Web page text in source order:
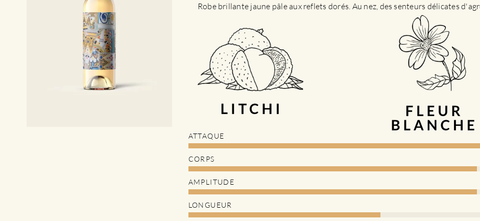
Robe brillante jaune pâle aux reflets dorés. Au nez, des senteurs délicates
ATTAQUE
CORPS
AMPLITUDE
LONGUEUR